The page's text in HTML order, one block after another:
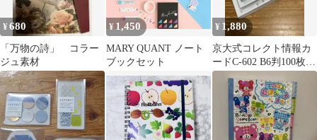
¥680
「万物の詩」 コラー
ジュ素材
¥ 1,450
MARY QUANT ノート
ブックセット
¥ 1,880
京大式コレクト情報カ
ードC-602 B6判100枚×4
セット